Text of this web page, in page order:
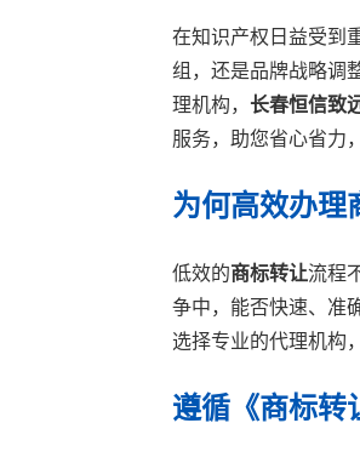
在知识产权日益受到
组，还是品牌战略调
理机构， 长春恒信致
服务，助您省心省力
为何高效办理
低效的商标转让流程
争中，能否快速、准
选择专业的代理机构
遵循《商标转